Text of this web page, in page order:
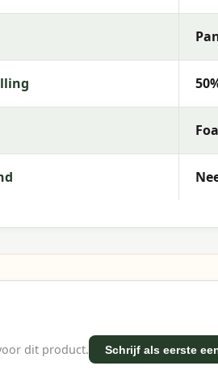
dit product. Schrijf als eerste